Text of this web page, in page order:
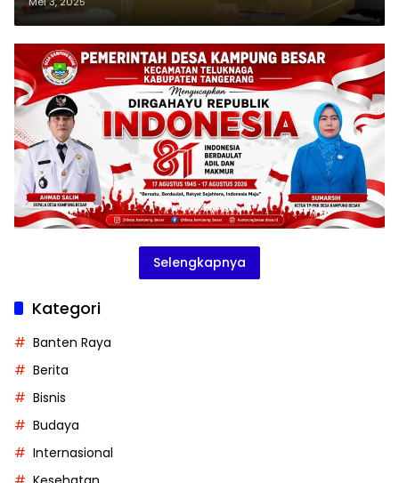
Selengkapnya
Kategori
Banten Raya
Berita
Bisnis
Budaya
Internasional